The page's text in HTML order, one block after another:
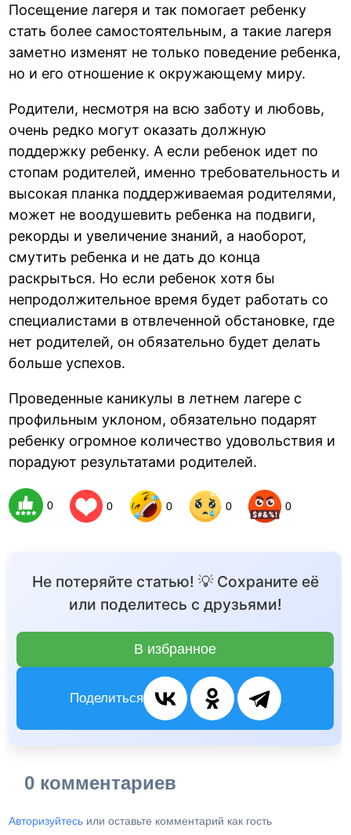
Посещение лагеря и так помогает ребенку
стать более самостоятельным, а такие лагеря
заметно изменят не только поведение ребенка,
но и его отношение к окружающему миру.
Родители, несмотря на всю заботу и любовь,
очень редко могут оказать должную
поддержку ребенку. А если ребенок идет по
стопам родителей, именно требовательность и
высокая планка поддерживаемая родителями,
может не воодушевить ребенка на подвиги,
рекорды и увеличение знаний, а наоборот,
смутить ребенка и не дать до конца
раскрыться. Но если ребенок хотя бы
непродолжительное время будет работать со
специалистами в отвлеченной обстановке, где
нет родителей, он обязательно будет делать
больше успехов.
Проведенные каникулы в летнем лагере с
профильным уклоном, обязательно подарят
ребенку огромное количество удовольствия и
порадуют результатами родителей.
0 0 0 0 0
Не потеряйте статью! 💡 Сохраните её
или поделитесь с друзьями!
В избранное
Поделиться
0 комментариев
Авторизуйтесь или оставьте комментарий как гость